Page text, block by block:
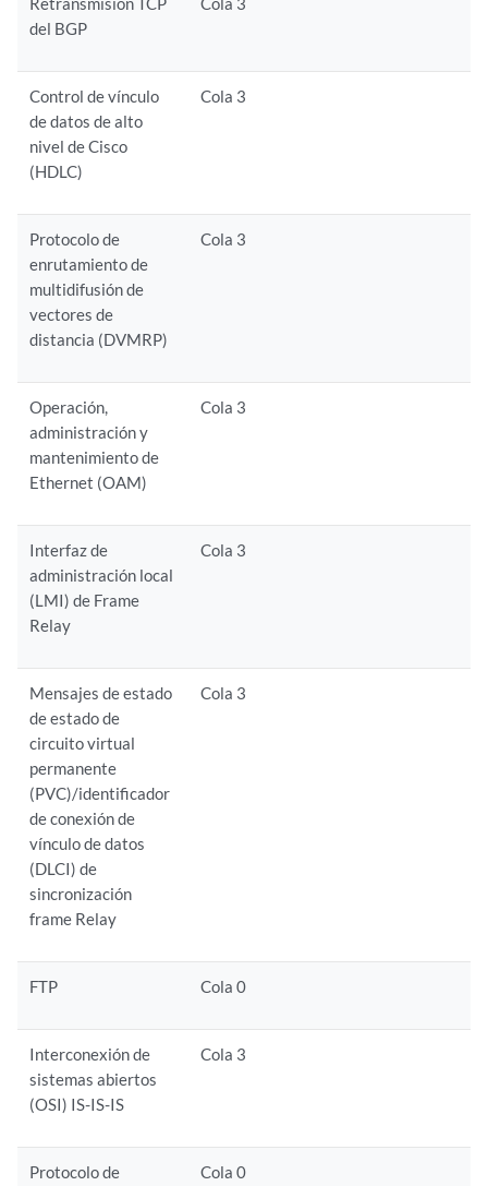
del BGP
Control de vínculo
de datos de alto
nivel de Cisco
(HDLC)
Cola 3
Protocolo de
enrutamiento de
multidifusión de
vectores de
distancia (DVMRP)
Cola 3
Operación,
administración y
mantenimiento de
Ethernet (OAM)
Cola 3
Interfaz de
administración local
(LMI) de Frame
Relay
Cola 3
Mensajes de estado
de estado de
circuito virtual
permanente
(PVC)/identificador
de conexión de
vínculo de datos
(DLCI) de
sincronización
frame Relay
Cola 3
FTP Cola 0
Interconexión de
sistemas abiertos
(OSI) IS-IS-IS
Cola 3
Protocolo de
Cola 0